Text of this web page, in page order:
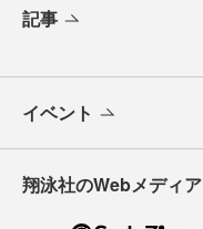
記事
イベント
翔泳社のWebメディア